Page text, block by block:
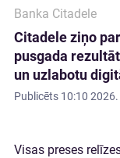
Banka Citadele
Citadele ziņo
pusgada
un uzlabotu
Publicēts 10:10
Visas preses